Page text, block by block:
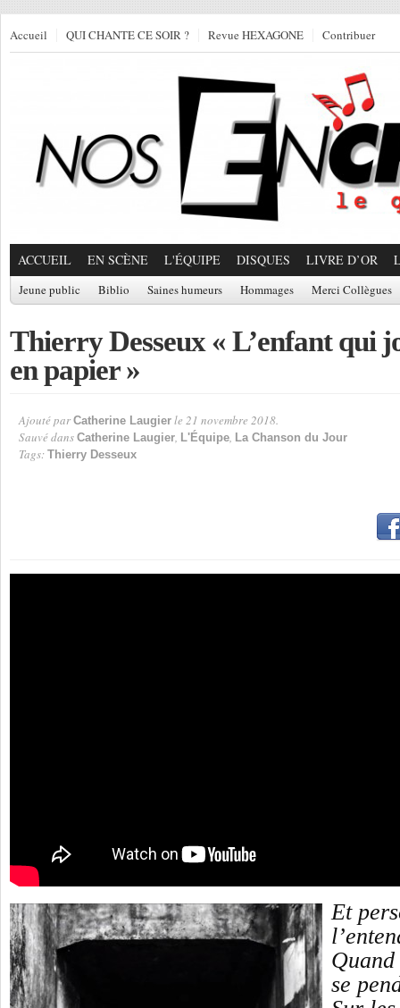
Accueil QUI CHANTE CE SOIR ? Revue HEXAGONE Contribuer
ACCUEIL EN SCÈNE L'ÉQUIPE DISQUES LIVRE D’OR
Jeune public Biblio Saines humeurs Hommages Merci Collègues
Thierry Desseux « L’enfant qui
en papier »
Ajouté par Catherine Laugier le 21 novembre 2018.
Sauvé dans Catherine Laugier, L'Équipe, La Chanson du Jour
Tags: Thierry Desseux
Et
se